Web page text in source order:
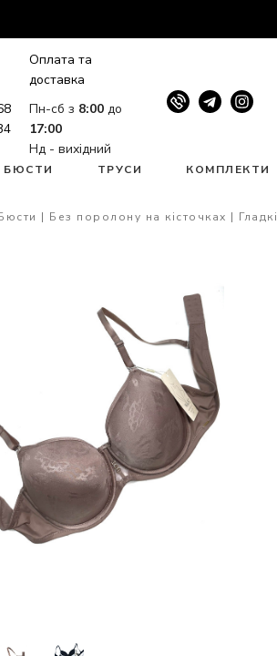
Оплата та
доставка
Пн-сб з 8:00 до
17:00
Нд - вихідний
БЮСТИ ТРУСИ КОМПЛЕКТИ
Без поролону на кісточках Гладкі